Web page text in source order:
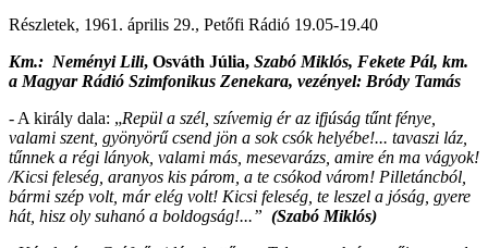
Részletek, 1961. április 29., Petőfi Rádió 19.05-19.40
Km.: Neményi Lili, Osváth Júlia, Szabó Miklós, Fekete Pál, km.
a Magyar Rádió Szimfonikus Zenekara, vezényel: Bródy Tamás
- A király dala: „Repül a szél, szívemig ér az ifjúság tűnt fénye,
valami szent, gyönyörű csend jön a sok csók helyébe!... tavaszi láz,
tűnnek a régi lányok, valami más, mesevarázs, amire én ma vágyok!
/Kicsi feleség, aranyos kis párom, a te csókod várom! Pilletáncból,
bármi szép volt, már elég volt! Kicsi feleség, te leszel a jóság, gyere
hát, hisz oly suhanó a boldogság!...” (Szabó Miklós)